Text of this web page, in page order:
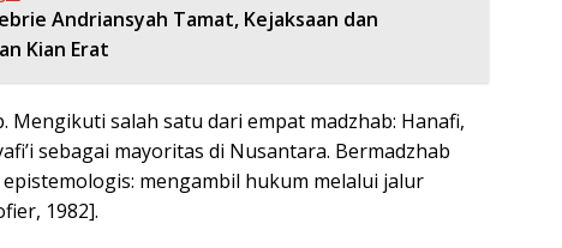
Andriansyah Tamat, Kejaksaan dan
Kian Erat
Mengikuti salah satu dari empat madzhab: Hanafi,
sebagai mayoritas di Nusantara. Bermadzhab
mengambil hukum melalui jalur
1982].